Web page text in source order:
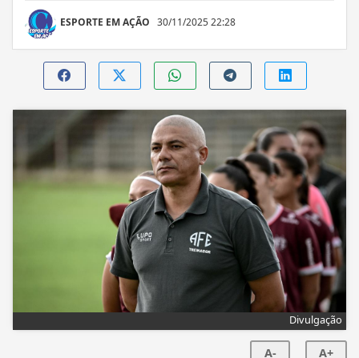
ESPORTE EM AÇÃO 30/11/2025 22:28
Divulgação
A- A+